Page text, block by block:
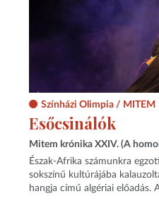
Színházi Olimpia / MITEM
Esőcsinálók
Mitem krónika XXIV. (A
Észak-Afrika számunkra
sokszínű kultúrájába
hangja című algériai előadás.